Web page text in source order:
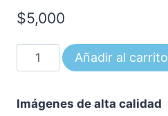
$5,000
La
0348
Añadir al carrito
Imágenes de alta calidad